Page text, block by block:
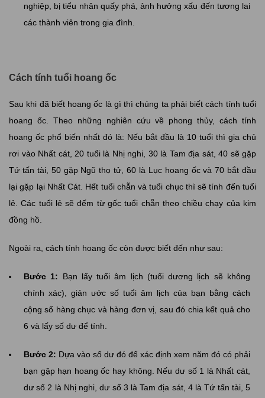
nghiệp, bị tiểu nhân quấy phá, ảnh hưởng xấu đến tương lai
các thành viên trong gia đình.
Cách tính tuổi hoang ốc
Sau khi đã biết hoang ốc là gì thì chúng ta phải biết cách tính tuổi
hoang ốc. Theo những nghiên cứu về phong thủy, cách tính
hoang ốc phổ biến nhất đó là: Nếu bắt đầu là 10 tuổi thì gia chủ
rơi vào Nhất cát, 20 tuổi là Nhị nghi, 30 là Tam địa sát, 40 sẽ gặp
Tứ tấn tài, 50 gặp Ngũ thọ tử, 60 là Lục hoang ốc và 70 bắt đầu
lại gặp lại Nhất Cát. Hết tuổi chẵn và tuổi chục thì sẽ tính đến tuổi
lẻ. Các tuổi lẻ sẽ đếm từ gốc tuổi chẵn theo chiều chạy của kim
đồng hồ.
Ngoài ra, cách tính hoang ốc còn được biết đến như sau:
Bước 1: Bạn lấy tuổi âm lịch (tuổi dương lịch sẽ không
chính xác), giản ước số tuổi âm lịch của bạn bằng cách
cộng số hàng chục và hàng đơn vị, sau đó chia kết quả cho
6 và lấy số dư để tính.
Bước 2: Dựa vào số dư đó để xác định xem năm đó có phải
bạn gặp hạn hoang ốc hay không. Nếu dư số 1 là Nhất cát,
dư số 2 là Nhị nghi, dư số 3 là Tam địa sát, 4 là Tứ tấn tài, 5